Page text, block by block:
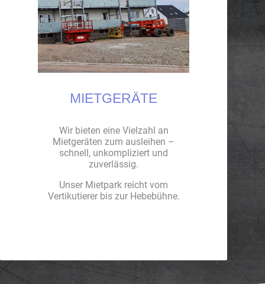
MIETGERÄTE
Wir bieten eine Vielzahl an
Mietgeräten zum ausleihen –
schnell, unkompliziert und
zuverlässig.
Unser Mietpark reicht vom
Vertikutierer bis zur Hebebühne.